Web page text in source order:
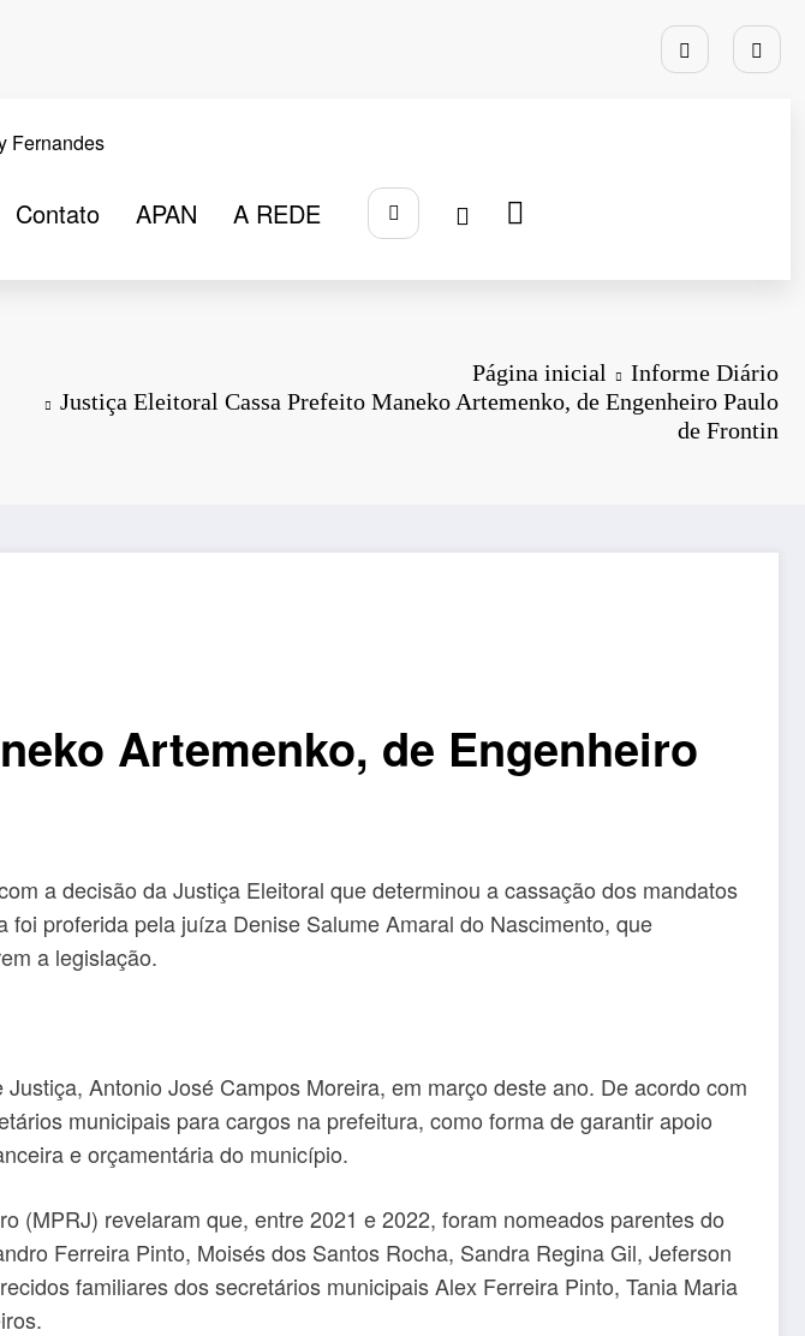
Contato APAN A REDE
Página inicial
Informe Diário
Justiça Eleitoral Cassa Prefeito Maneko Artemenko, de Engenheiro Paulo
de Frontin
Artemenko, de Engenheiro
a decisão da Justiça Eleitoral que determinou a cassação dos mandatos
proferida pela juíza Denise Salume Amaral do Nascimento, que
a legislação.
Antonio José Campos Moreira, em março deste ano. De acordo com
municipais para cargos na prefeitura, como forma de garantir apoio
e orçamentária do município.
(MPRJ) revelaram que, entre 2021 e 2022, foram nomeados parentes do
Ferreira Pinto, Moisés dos Santos Rocha, Sandra Regina Gil, Jeferson
familiares dos secretários municipais Alex Ferreira Pinto, Tania Maria